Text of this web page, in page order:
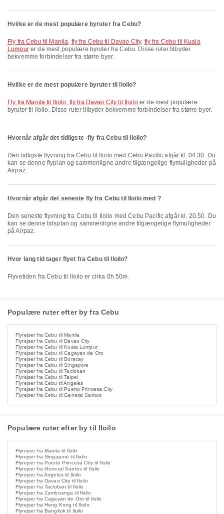
Hvilke er de mest populære byruter fra Cebu?
fly fra Cebu til Manila, fly fra Cebu til Davao City, fly fra Cebu til Kuala
Lumpurer de mest populære byruter fra Cebu. Disse ruter tilbyder
bekvemme forbindelser fra større byer.
Hvilke er de mest populære byruter til Iloilo?
fly fra Manila til Iloilo, fly fra Davao City til Iloiloer de mest populære
byruter til Iloilo. Disse ruter tilbyder bekvemme forbindelser fra større byer.
Hvornår afgår det tidligste -fly fra Cebu til Iloilo?
Den tidligste flyvning fra Cebu til Iloilo med Cebu Pacific afgår kl. 04.30. Du
kan se denne flyplan og sammenligne andre tilgængelige flymuligheder på
Airpaz.
Hvornår afgår det seneste fly fra Cebu til Iloilo med ?
Den seneste flyvning fra Cebu til Iloilo med Cebu Pacific afgår kl. 20.50. Du
kan se denne tidsplan og sammenligne andre tilgængelige flymuligheder
på Airpaz.
Hvor lang tid tager flyet fra Cebu til Iloilo?
Flyvetiden fra Cebu til Iloilo er cirka 0h 50m.
Populære ruter efter by fra Cebu
Flyrejser fra Cebu til Manila
Flyrejser fra Cebu til Davao City
Flyrejser fra Cebu til Kuala Lumpur
Flyrejser fra Cebu til Cagayan de Oro
Flyrejser fra Cebu til Boracay
Flyrejser fra Cebu til Singapore
Flyrejser fra Cebu til Tacloban
Flyrejser fra Cebu til Taipei
Flyrejser fra Cebu til Angeles
Flyrejser fra Cebu til Puerto Princesa City
Flyrejser fra Cebu til General Santos
Populære ruter efter by til Iloilo
Flyrejser fra Manila til Iloilo
Flyrejser fra Singapore til Iloilo
Flyrejser fra Puerto Princesa City til Iloilo
Flyrejser fra General Santos til Iloilo
Flyrejser fra Angeles til Iloilo
Flyrejser fra Davao City til Iloilo
Flyrejser fra Tacloban til Iloilo
Flyrejser fra Zamboanga til Iloilo
Flyrejser fra Cagayan de Oro til Iloilo
Flyrejser fra Hong Kong til Iloilo
Flyrejser fra Bangkok til Iloilo